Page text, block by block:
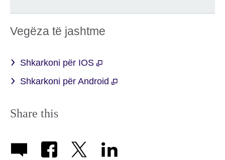
Vegëza të jashtme
Shkarkoni për IOS
Shkarkoni për Android
Share this